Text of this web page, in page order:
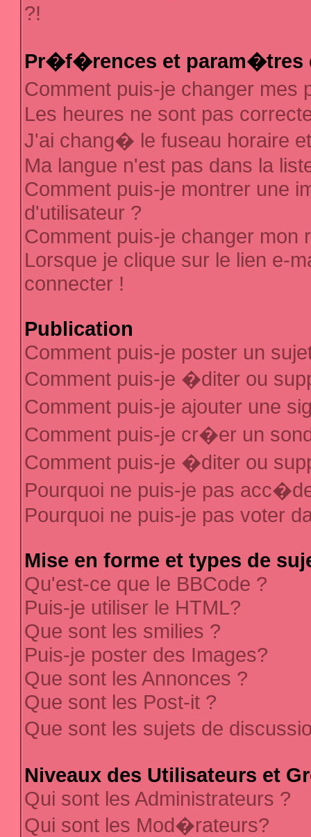
?!
Pr�f�rences et param�tres
Comment puis-je changer
Les heures ne sont pas
J'ai chang� le fuseau horaire
Ma langue n'est pas dans la
Comment puis-je montrer une
d'utilisateur ?
Comment puis-je changer mon
Lorsque je clique sur le lien e-
connecter !
Publication
Comment puis-je poster un
Comment puis-je �diter ou
Comment puis-je ajouter une
Comment puis-je cr�er un
Comment puis-je �diter ou
Pourquoi ne puis-je pas
Pourquoi ne puis-je pas voter
Mise en forme et types de
Qu'est-ce que le BBCode ?
Puis-je utiliser le HTML?
Que sont les smilies ?
Puis-je poster des Images?
Que sont les Annonces ?
Que sont les Post-it ?
Que sont les sujets de
Niveaux des Utilisateurs et
Qui sont les Administrateurs ?
Qui sont les Mod�rateurs?